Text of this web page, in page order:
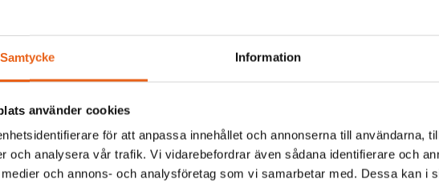
Samtycke Information
använder cookies
för att anpassa innehållet och annonserna till användarna,
och analysera vår trafik. Vi vidarebefordrar även sådana identifierare och
och annons- och analysföretag som vi samarbetar med. Dessa kan i
PRODUKTINFORMATION